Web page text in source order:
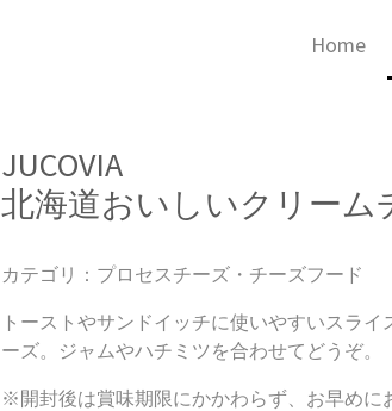
Home
JUCOVIA
北海道おいしいクリーム
カテゴリ：プロセスチーズ・チーズフード
トーストやサンドイッチに使いやすいスラ
ーズ。ジャムやハチミツを合わせてどうぞ。
※開封後は賞味期限にかかわらず、お早めに